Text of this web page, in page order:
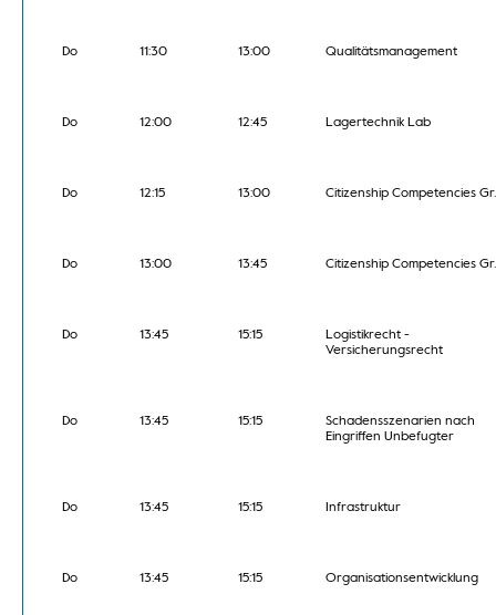
Do 11:30 13:00 Qualitätsmanagement
Do 12:00 12:45 Lagertechnik Lab
Do 12:15 13:00 Citizenship Competencies
Do 13:00 13:45 Citizenship Competencies
Do 13:45 15:15
Logistikrecht -
Versicherungsrecht
Do 13:45 15:15
Schadensszenarien nach
Eingriffen Unbefugter
Do 13:45 15:15 Infrastruktur
Do 13:45 15:15 Organisationsentwicklung